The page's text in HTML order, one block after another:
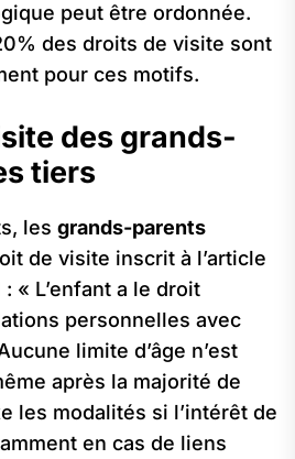
peut être ordonnée.
des droits de visite sont
pour ces motifs.
des grands-
tiers
les grands-parents
de visite inscrit à l’article
« L’enfant a le droit
personnelles avec
limite d’âge n’est
après la majorité de
les modalités si l’intérêt de
en cas de liens